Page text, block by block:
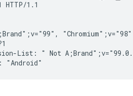
HTTP/1.1
List: " Not